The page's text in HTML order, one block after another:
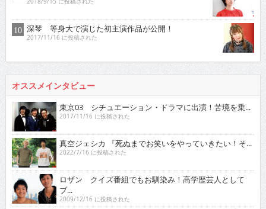
深琴 等身大で演じた初主演作品が公開！
2017/11/16 に投稿された
オススメインタビュー
東京03 シチュエーション・ドラマに出演！苦境を乗...
2017/11/16 に投稿された
真空ジェシカ 『死ぬまでお笑いをやっていきたい！そ...
2022/7/16 に投稿された
ロザン クイズ番組でもお馴染み！高学歴芸人として
ブ...
2009/12/16 に投稿された